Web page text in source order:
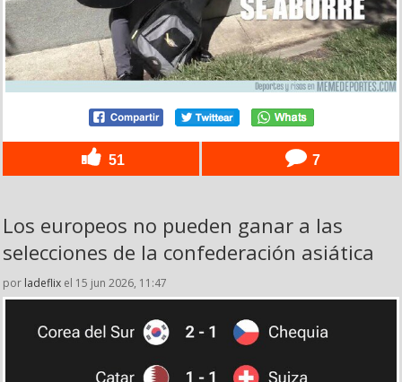
51 7
Los europeos no pueden ganar a las
selecciones de la confederación asiática
por ladeflix el 15 jun 2026, 11:47